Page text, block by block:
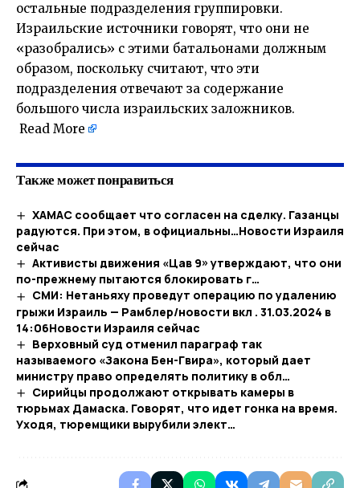
остальные подразделения группировки.
Израильские источники говорят, что они не
«разобрались» с этими батальонами должным
образом, поскольку считают, что эти
подразделения отвечают за содержание
большого числа израильских заложников.
Read More
Также может понравиться
ХАМАС сообщает что согласен на сделку. Газанцы
радуются. При этом, в официальны…​Новости Израиля
сейчас
Активисты движения «Цав 9» утверждают, что они
по-прежнему пытаются блокировать г…
СМИ: Нетаньяху проведут операцию по удалению
грыжи Израиль — Рамблер/новости вкл . 31.03.2024 в
14:06​Новости Израиля сейчас
Верховный суд отменил параграф так
называемого «Закона Бен-Гвира», который дает
министру право определять политику в обл…
Сирийцы продолжают открывать камеры в
тюрьмах Дамаска. Говорят, что идет гонка на время.
Уходя, тюремщики вырубили элект…